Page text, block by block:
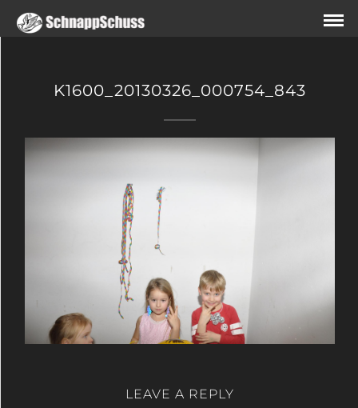
K1600_20130326_000754_843
LEAVE A REPLY